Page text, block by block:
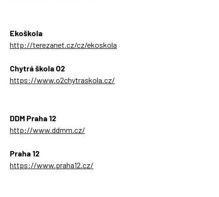
Ekoškola
http://terezanet.cz/cz/ekoskola
Chytrá škola O2
https://www.o2chytraskola.cz/
DDM Praha 12
http://www.ddmm.cz/
Praha 12
https://www.praha12.cz/